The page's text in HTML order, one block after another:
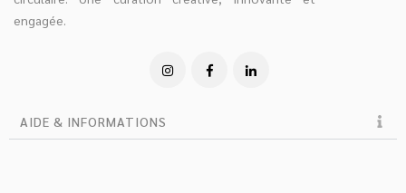
engagée.
AIDE & INFORMATIONS